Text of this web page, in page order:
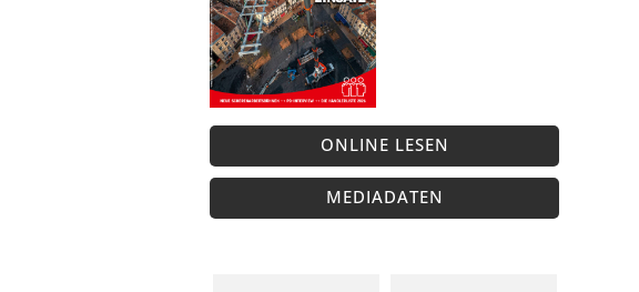
ONLINE LESEN
MEDIADATEN